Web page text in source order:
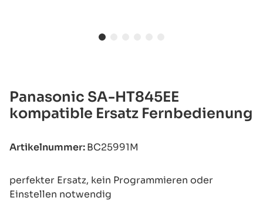
Panasonic SA-HT845EE
kompatible Ersatz Fernbedienung
Artikelnummer:BC25991M
perfekter Ersatz, kein Programmieren oder
Einstellen notwendig